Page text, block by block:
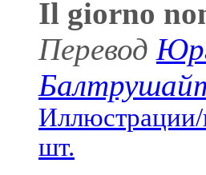
Il giorno
Перевод
шт.